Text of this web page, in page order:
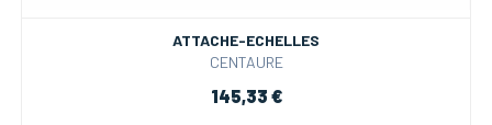
ATTACHE-ECHELLES
CENTAURE
145,33 €